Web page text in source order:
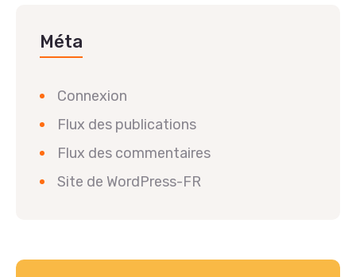
Méta
Connexion
Flux des publications
Flux des commentaires
Site de WordPress-FR